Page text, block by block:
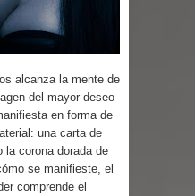
alcanza la mente de
del mayor deseo
en forma de
una carta de
la corona dorada de
se manifieste, el
comprende el